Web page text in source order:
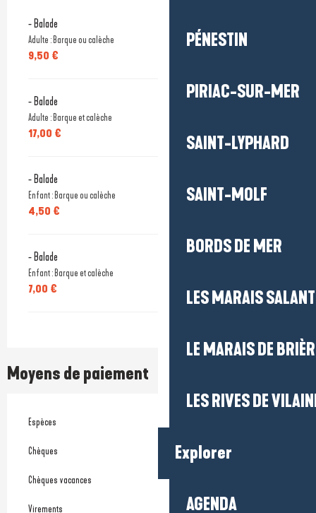
PÉNESTIN
PIRIAC-SUR-MER
SAINT-LYPHARD
SAINT-MOLF
BORDS DE MER
LES MARAIS
LE MARAIS DE
LES RIVES DE
Explorer
AGENDA
- Balade
Adulte : Barque ou calèche
9,50 €
- Balade
Adulte : Barque et calèche
17,00 €
- Balade
Enfant : Barque ou calèche
4,50 €
- Balade
Enfant : Barque et calèche
7,00 €
Moyens de paiement
Espèces
Chèques
Chèques vacances
Virements